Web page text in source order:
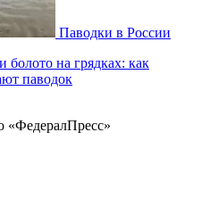
Паводки в России
на грядках: как
паводок
«ФедералПресс»